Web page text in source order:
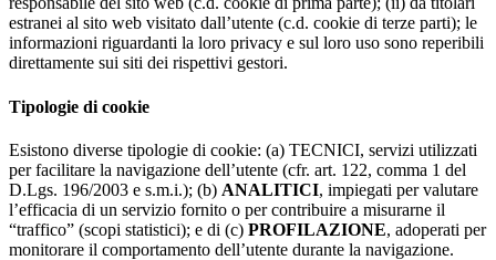
estranei al sito web visitato dall’utente (c.d. cookie di terze parti); le
informazioni riguardanti la loro privacy e sul loro uso sono reperibili
direttamente sui siti dei rispettivi gestori.
Tipologie di cookie
Esistono diverse tipologie di cookie: (a) TECNICI, servizi utilizzati
per facilitare la navigazione dell’utente (cfr. art. 122, comma 1 del
D.Lgs. 196/2003 e s.m.i.); (b) ANALITICI, impiegati per valutare
l’efficacia di un servizio fornito o per contribuire a misurarne il
“traffico” (scopi statistici); e di (c) PROFILAZIONE, adoperati per
monitorare il comportamento dell’utente durante la navigazione.